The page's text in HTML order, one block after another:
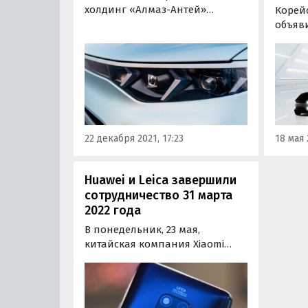
холдинг «Алмаз-Антей»
кроссовере E-NEVA, о
разработке которого СМИ
сообщили три месяца назад.
22 декабря 2021, 17:23
Там
18 мая
Huawei и Leica завершили
сотрудничество 31 марта
2022 года
В понедельник, 23 мая,
китайская компания Xiaomi
Leica, известным немецким
производителем фототехники.
До объединения с Xiaomi Leica